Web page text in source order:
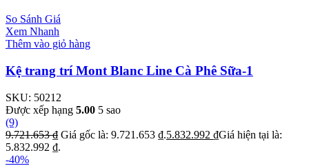
So Sánh Giá
Xem Nhanh
Thêm vào giỏ hàng
Kệ trang trí Mont Blanc Line Cà Phê Sữa-1
SKU: 50212
Được xếp hạng 5.00 5 sao
(9)
9.721.653₫ Giá gốc là: 9.721.653 ₫.5.832.992 ₫Giá hiện tại là:
5.832.992 ₫.
-40%